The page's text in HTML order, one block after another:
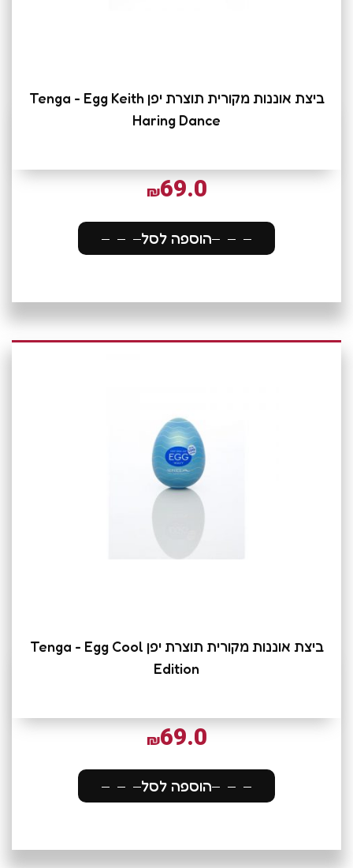
ביצת אוננות מקורית תוצרת יפן Tenga - Egg Keith
Haring Dance
₪69.0
הוספה לסל
ביצת אוננות מקורית תוצרת יפן Tenga - Egg Cool
Edition
₪69.0
הוספה לסל